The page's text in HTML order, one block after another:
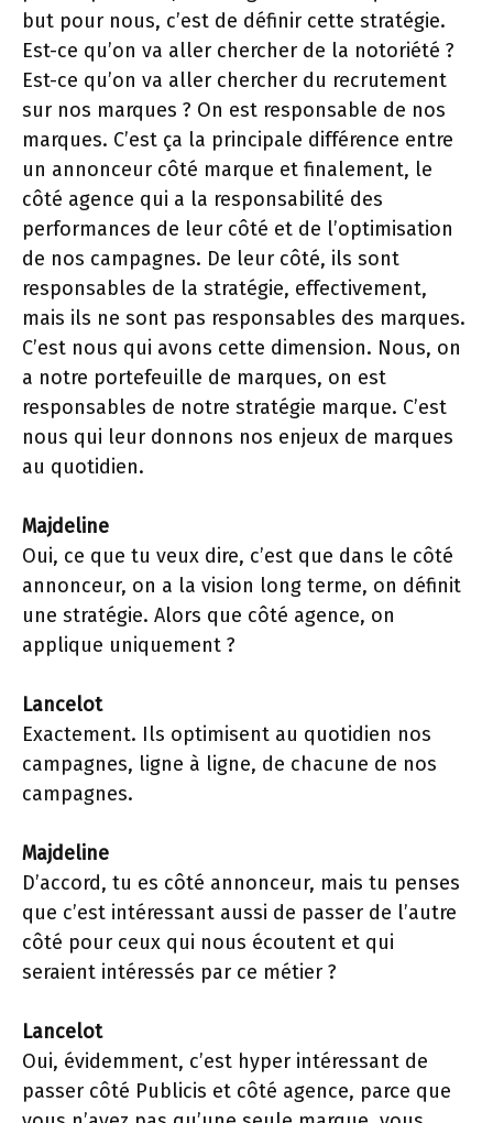
but pour nous, c’est de définir cette stratégie.
Est-ce qu’on va aller chercher de la notoriété ?
Est-ce qu’on va aller chercher du recrutement
sur nos marques ? On est responsable de nos
marques. C’est ça la principale différence entre
un annonceur côté marque et finalement, le
côté agence qui a la responsabilité des
performances de leur côté et de l’optimisation
de nos campagnes. De leur côté, ils sont
responsables de la stratégie, effectivement,
mais ils ne sont pas responsables des marques.
C’est nous qui avons cette dimension. Nous, on
a notre portefeuille de marques, on est
responsables de notre stratégie marque. C’est
nous qui leur donnons nos enjeux de marques
au quotidien.
Majdeline
Oui, ce que tu veux dire, c’est que dans le côté
annonceur, on a la vision long terme, on définit
une stratégie. Alors que côté agence, on
applique uniquement ?
Lancelot
Exactement. Ils optimisent au quotidien nos
campagnes, ligne à ligne, de chacune de nos
campagnes.
Majdeline
D’accord, tu es côté annonceur, mais tu penses
que c’est intéressant aussi de passer de l’autre
côté pour ceux qui nous écoutent et qui
seraient intéressés par ce métier ?
Lancelot
Oui, évidemment, c’est hyper intéressant de
passer côté Publicis et côté agence, parce que